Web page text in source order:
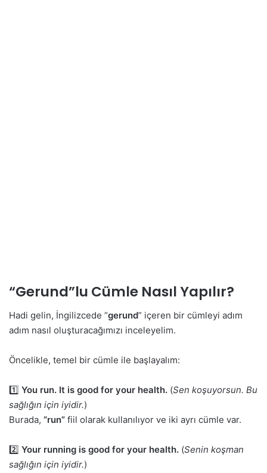
“Gerund”lu Cümle Nasıl Yapılır?
Hadi gelin, İngilizcede “gerund” içeren bir cümleyi adım
adım nasıl oluşturacağımızı inceleyelim.
Öncelikle, temel bir cümle ile başlayalım:
1️⃣ You run. It is good for your health. (Sen koşuyorsun. Bu
sağlığın için iyidir.)
Burada, “run” fiil olarak kullanılıyor ve iki ayrı cümle var.
2️⃣ Your running is good for your health. (Senin koşman
sağlığın için iyidir.)